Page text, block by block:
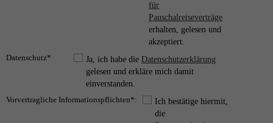
für
Pauschalreiseverträge
erhalten, gelesen und
akzeptiert.
Datenschutz*
Ja, ich habe die Datenschutzerklärung
gelesen und erkläre mich damit
einverstanden.
Vorvertragliche Informationspflichten*:
Ich bestätige hiermit,
die